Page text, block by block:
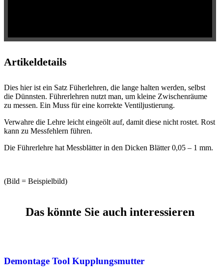
Artikeldetails
Dies hier ist ein Satz Füherlehren, die lange halten werden, selbst
die Dünnsten. Führerlehren nutzt man, um kleine Zwischenräume
zu messen. Ein Muss für eine korrekte Ventiljustierung.
Verwahre die Lehre leicht eingeölt auf, damit diese nicht rostet. Rost
kann zu Messfehlern führen.
Die Führerlehre hat Messblätter in den Dicken Blätter 0,05 – 1 mm.
(Bild = Beispielbild)
Das könnte Sie auch interessieren
Demontage Tool Kupplungsmutter